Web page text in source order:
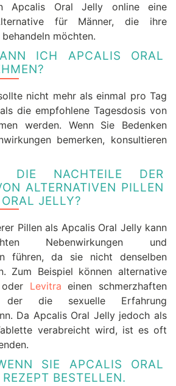
Apcalis Oral Jelly online eine
für Männer, die ihre
möchten.
ICH APCALIS ORAL
nicht mehr als einmal pro Tag
die empfohlene Tagesdosis von
werden. Wenn Sie Bedenken
bemerken, konsultieren
DIE NACHTEILE DER
ALTERNATIVEN PILLEN
JELLY?
Pillen als Apcalis Oral Jelly kann
Nebenwirkungen und
führen, da sie nicht denselben
Zum Beispiel können alternative
oder Levitra einen schmerzhaften
der die sexuelle Erfahrung
Da Apcalis Oral Jelly jedoch als
verabreicht wird, ist es oft
SIE APCALIS ORAL
BESTELLEN.